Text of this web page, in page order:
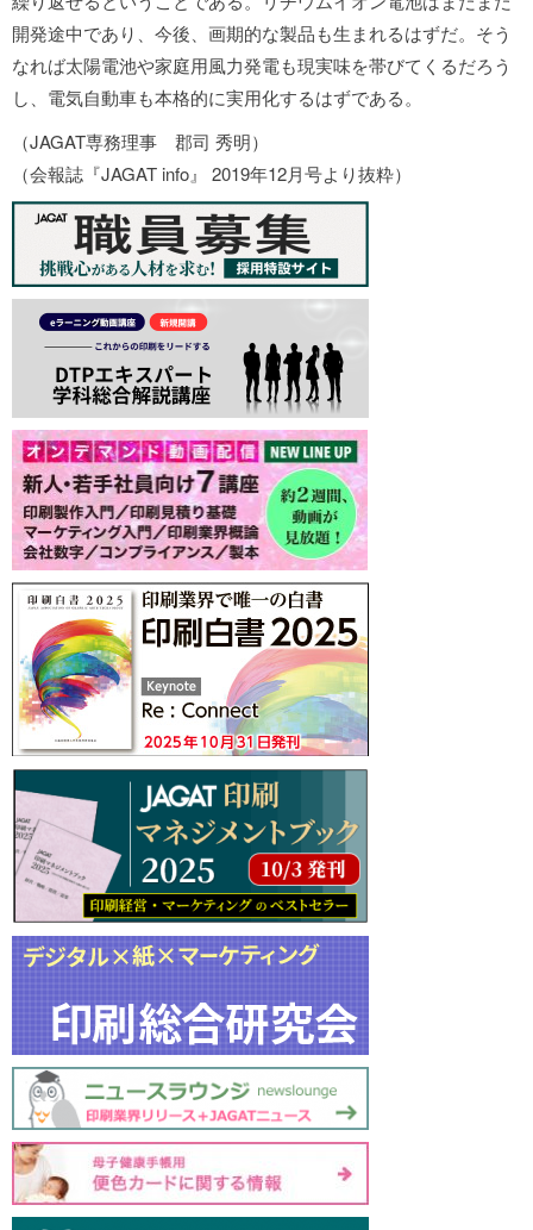
開発途中であり、今後、画期的な製品も生まれるはずだ。そう
なれば太陽電池や家庭用風力発電も現実味を帯びてくるだろう
し、電気自動車も本格的に実用化するはずである。
（JAGAT専務理事 郡司 秀明）
（会報誌『JAGAT info』 2019年12月号より抜粋）